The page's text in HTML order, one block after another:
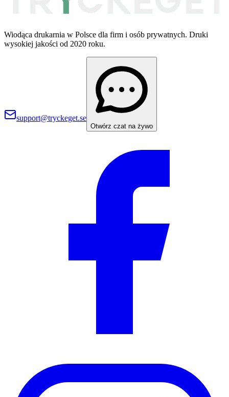
Wiodąca drukarnia w Polsce dla firm i osób prywatnych. Druki
wysokiej jakości od 2020 roku.
support@tryckeget.se
Otwórz czat na żywo